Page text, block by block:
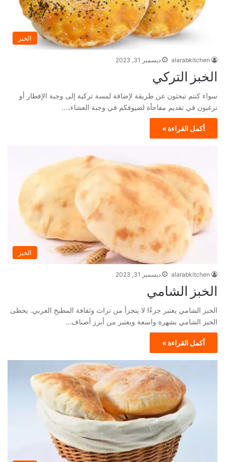
الخبز
alarabkitchen ديسمبر 31, 2023
الخبز التركي
سواء كنتم تبحثون عن طريقة لإضافة لمسة تركية إلى وجبة الإفطار أو
ترغبون في تقديم مفاجأة لضيوفكم في وجبة العشاء،…
أكمل القراءة »
الخبز
alarabkitchen ديسمبر 31, 2023
الخبز الشامي
الخبز الشامي يعتبر جزءًا لا يتجزأ من تراث وثقافة المطبخ العربي. يحظى
الخبز الشامي بشهرة واسعة ويعتبر من أبرز أصناف…
أكمل القراءة »